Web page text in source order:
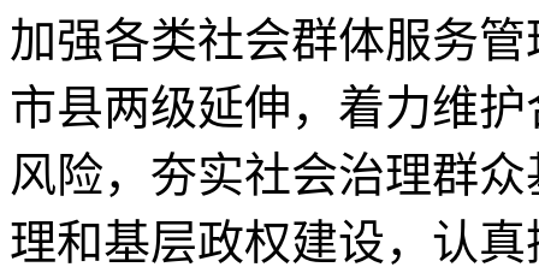
加强各类社会群体服务
市县两级延伸，着力维
风险，夯实社会治理群
理和基层政权建设，认